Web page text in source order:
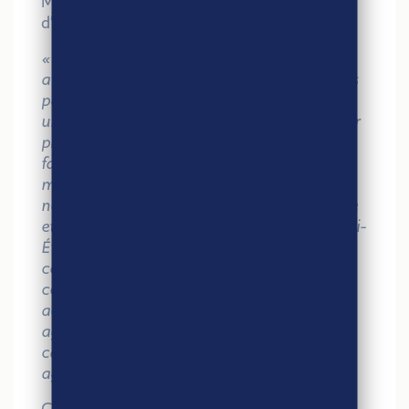
d’Artésienne de Minoterie (62)
« La démarche Agri-Éthique nous permet
avant tout de cibler des exploitations pilotées
par des jeunes et qui ont besoin de sécuriser
une partie de leur revenu dans le temps et sur
plusieurs années. On a cette responsabilité, il
faut que nous les aidions. En tant que
meunerie familiale, nous avons besoin d’eux,
nous avons besoin de cette agriculture locale
et à taille humaine ! Aujourd’hui, grâce à Agri-
Éthique, nous permettons également aux
consommateurs de faire le choix de
consommer de manière responsable. En
achetant des produits Agri-Éthique, ils
agissent pour l’environnement dans les
campagnes et dans la préservation d’une
agriculture traditionnelle.»